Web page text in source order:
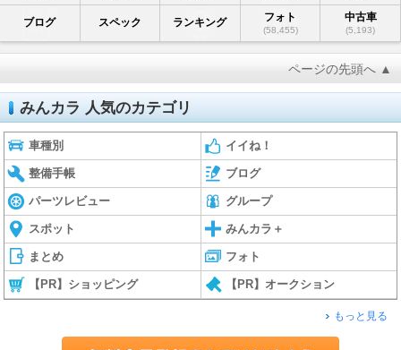
ブログ スペック ランキング フォト
(58,455)
中古車
(5,193)
ページの先頭へ ▲
みんカラ 人気のカテゴリ
車種別 イイね！
整備手帳 ブログ
パーツレビュー グループ
スポット みんカラ＋
まとめ フォト
【PR】ショッピング 【PR】オークション
もっと見る